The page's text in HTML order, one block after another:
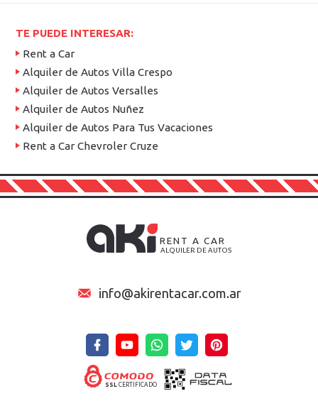
TE PUEDE INTERESAR:
Rent a Car
Alquiler de Autos Villa Crespo
Alquiler de Autos Versalles
Alquiler de Autos Nuñez
Alquiler de Autos Para Tus Vacaciones
Rent a Car Chevroler Cruze
ALQUILER DE AUTOS
RENT A CAR
info@akirentacar.com.ar
SSL CERTIFICADO